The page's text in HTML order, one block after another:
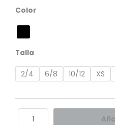
Color
Talla
2/4 6/8 10/12 XS
Camiseta
Mercedes
Russell
cantidad